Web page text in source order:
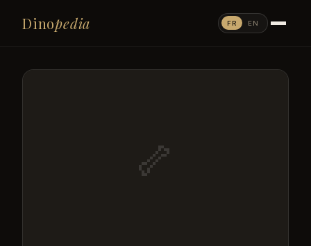
Dinopedia FR EN
🦴